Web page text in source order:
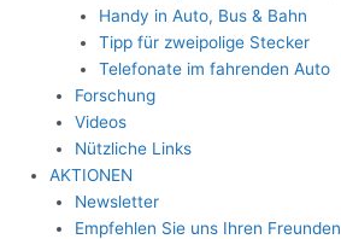
Handy in Auto, Bus & Bahn
Tipp für zweipolige Stecker
Telefonate im fahrenden Auto
Forschung
Videos
Nützliche Links
AKTIONEN
Newsletter
Empfehlen Sie uns Ihren Freunden